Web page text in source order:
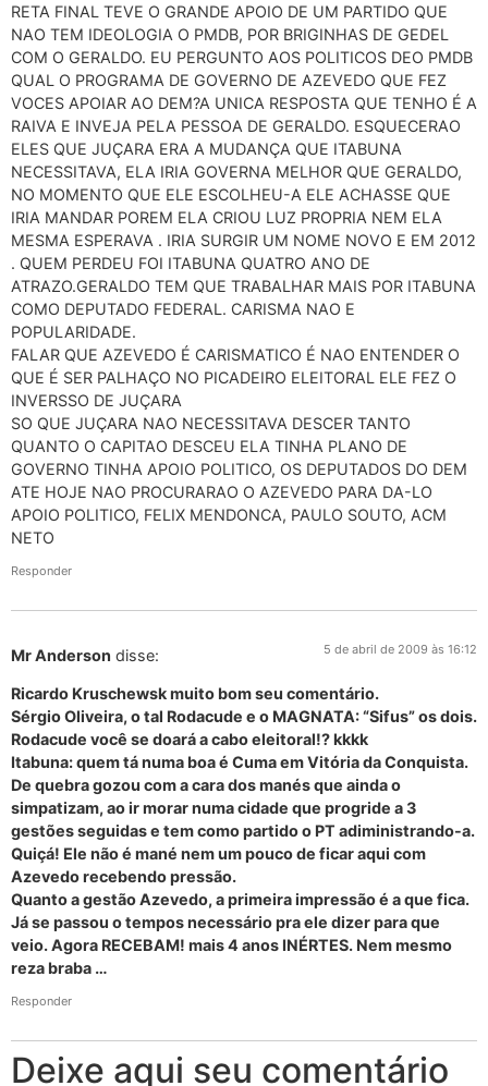
RETA FINAL TEVE O GRANDE APOIO DE UM PARTIDO QUE
NAO TEM IDEOLOGIA O PMDB, POR BRIGINHAS DE GEDEL
COM O GERALDO. EU PERGUNTO AOS POLITICOS DEO PMDB
QUAL O PROGRAMA DE GOVERNO DE AZEVEDO QUE FEZ
VOCES APOIAR AO DEM?A UNICA RESPOSTA QUE TENHO É A
RAIVA E INVEJA PELA PESSOA DE GERALDO. ESQUECERAO
ELES QUE JUÇARA ERA A MUDANÇA QUE ITABUNA
NECESSITAVA, ELA IRIA GOVERNA MELHOR QUE GERALDO,
NO MOMENTO QUE ELE ESCOLHEU-A ELE ACHASSE QUE
IRIA MANDAR POREM ELA CRIOU LUZ PROPRIA NEM ELA
MESMA ESPERAVA . IRIA SURGIR UM NOME NOVO E EM 2012
. QUEM PERDEU FOI ITABUNA QUATRO ANO DE
ATRAZO.GERALDO TEM QUE TRABALHAR MAIS POR ITABUNA
COMO DEPUTADO FEDERAL. CARISMA NAO E
POPULARIDADE.
FALAR QUE AZEVEDO É CARISMATICO É NAO ENTENDER O
QUE É SER PALHAÇO NO PICADEIRO ELEITORAL ELE FEZ O
INVERSSO DE JUÇARA
SO QUE JUÇARA NAO NECESSITAVA DESCER TANTO
QUANTO O CAPITAO DESCEU ELA TINHA PLANO DE
GOVERNO TINHA APOIO POLITICO, OS DEPUTADOS DO DEM
ATE HOJE NAO PROCURARAO O AZEVEDO PARA DA-LO
APOIO POLITICO, FELIX MENDONCA, PAULO SOUTO, ACM
NETO
Responder
Mr Anderson disse: 5 de abril de 2009 às 16:12
Ricardo Kruschewsk muito bom seu comentário.
Sérgio Oliveira, o tal Rodacude e o MAGNATA: “Sifus” os dois.
Rodacude você se doará a cabo eleitoral!? kkkk
Itabuna: quem tá numa boa é Cuma em Vitória da Conquista.
De quebra gozou com a cara dos manés que ainda o
simpatizam, ao ir morar numa cidade que progride a 3
gestões seguidas e tem como partido o PT adiministrando-a.
Quiçá! Ele não é mané nem um pouco de ficar aqui com
Azevedo recebendo pressão.
Quanto a gestão Azevedo, a primeira impressão é a que fica.
Já se passou o tempos necessário pra ele dizer para que
veio. Agora RECEBAM! mais 4 anos INÉRTES. Nem mesmo
reza braba …
Responder
Deixe aqui seu comentário